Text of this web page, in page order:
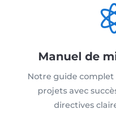
Manuel de
Notre guide
projets avec
directives